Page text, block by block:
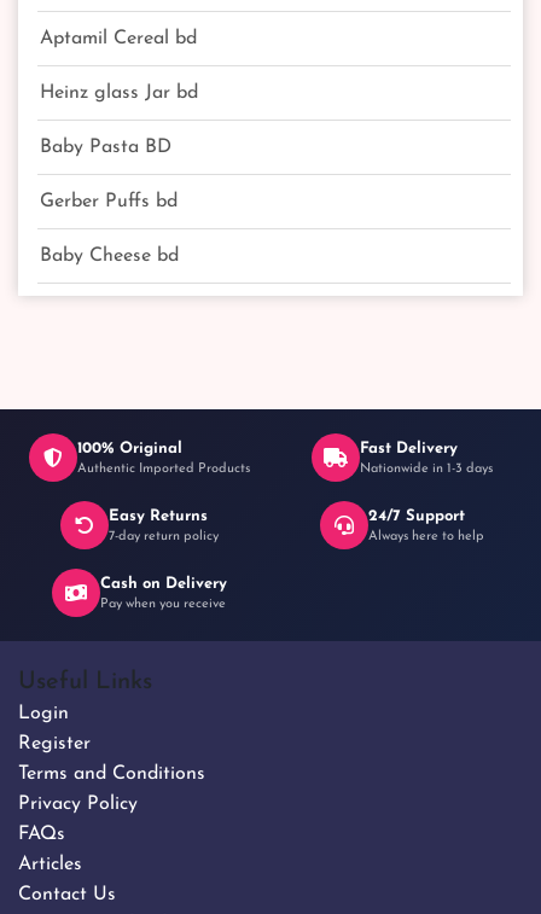
Aptamil Cereal bd
Heinz glass Jar bd
Baby Pasta BD
Gerber Puffs bd
Baby Cheese bd
100% Original
Authentic Imported Products
Fast Delivery
Nationwide in 1-3 days
Easy Returns
7-day return policy
24/7 Support
Always here to help
Cash on Delivery
Pay when you receive
Useful Links
Login
Register
Terms and Conditions
Privacy Policy
FAQs
Articles
Contact Us